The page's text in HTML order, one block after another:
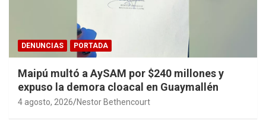
DENUNCIAS PORTADA
Maipú multó a AySAM por $240 millones y
expuso la demora cloacal en Guaymallén
4 agosto, 2026 Nestor Bethencourt